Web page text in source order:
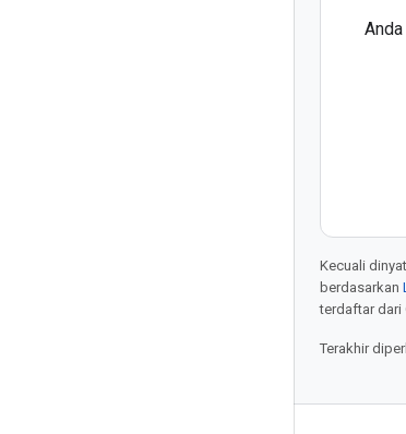
Kecuali
berdasarkan
terdaftar dari
Terakhir